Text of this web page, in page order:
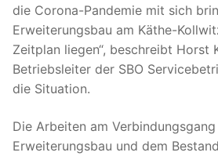
die Corona-Pandemie mit sich
Erweiterungsbau am Käthe-
Zeitplan liegen“, beschreibt Horst
Betriebsleiter der SBO
die Situation.
Die Arbeiten am
Erweiterungsbau und dem